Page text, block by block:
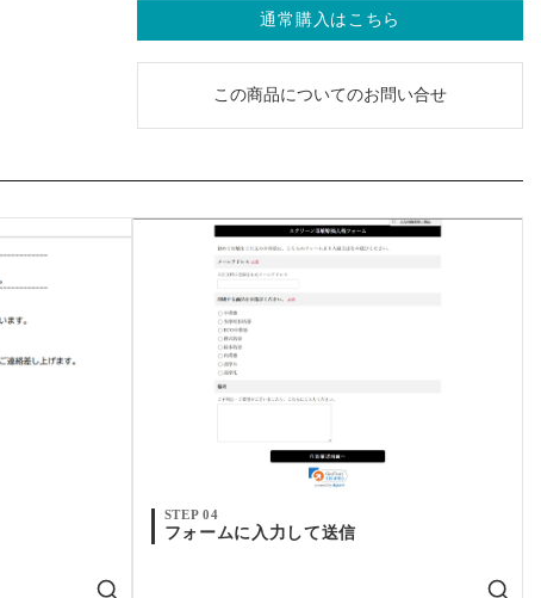
通常購入はこちら
この商品についてのお問い合せ
STEP 04
フォームに入力して送信